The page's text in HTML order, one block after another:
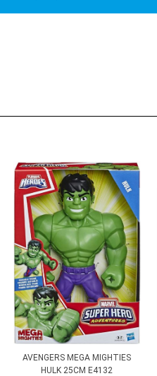
AVENGERS MEGA MIGHTIES
HULK 25CM E4132